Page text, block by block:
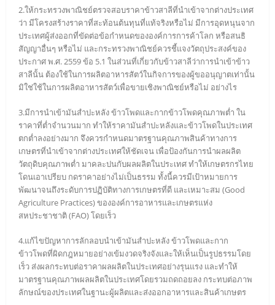
2.ให้กระทรวงพาณิชย์ตรวจสอบราคาข้าวสาลีที่นำเข้าจากต่างประเทศ
ว่า มีโครงสร้างราคาที่สะท้อนต้นทุนที่แท้จริงหรือไม่ มีการอุดหนุนจาก
ประเทศผู้ส่งออกที่ขัดต่อข้อกำหนดขององค์การการค้าโลก หรือสนธิ
สัญญาอื่นๆ หรือไม่ และกระทรวงพาณิชย์ควรชี้แจงวัตถุประสงค์ของ
ประกาศ พ.ศ. 2559 ข้อ 5.1 ในส่วนที่เกี่ยวกับข้าวสาลีว่าการนำเข้าข้าว
สาลีนั้น ต้องใช้ในการผลิตอาหารสัตว์ในกิจการของผู้ขออนุญาตเท่านั้น
มิใช่ใช้ในการผลิตอาหารสัตว์เพื่อขายเชิงพาณิชย์หรือไม่ อย่างไร
3.มีการนำเข้ามันสำปะหลัง ข้าวโพดและกากข้าวโพดคุณภาพต่ำ ใน
ราคาที่ต่ำจำนวนมาก ทำให้ราคามันสำปะหลังและข้าวโพดในประเทศ
ตกต่ำลงอย่างมาก จึงควรกำหนดมาตรฐานคุณภาพสินค้าทางการ
เกษตรที่นำเข้าจากต่างประเทศให้ชัดเจน เพื่อป้องกันการนำผลผลิต
วัตถุดิบคุณภาพต่ำ มาคละปนกับผลผลิตในประเทศ ทำให้เกษตรกรไทย
โดนเอาเปรียบ กดราคาอย่างไม่เป็นธรรม ทั้งนี้ควรมีเป้าหมายการ
พัฒนาจนถึงระดับการปฏิบัติทางการเกษตรที่ดี และเหมาะสม (Good
Agriculture Practices) ขององค์การอาหารและเกษตรแห่ง
สหประชาชาติ (FAO) โดยเร็ว
4.แก้ไขปัญหาการลักลอบนำเข้ามันสำปะหลัง ข้าวโพดและกาก
ข้าวโพดที่ผิดกฎหมายอย่างเข้มงวดจริงจังและให้เห็นเป็นรูปธรรมโดย
เร็ว ส่งผลกระทบต่อราคาผลผลิตในประเทศอย่างรุนแรง และทำให้
มาตรฐานคุณภาพผลผลิตในประเทศโดยรวมถดถอยลง กระทบต่อภาพ
ลักษณ์ของประเทศในฐานะผู้ผลิตและส่งออกอาหารและสินค้าเกษตร